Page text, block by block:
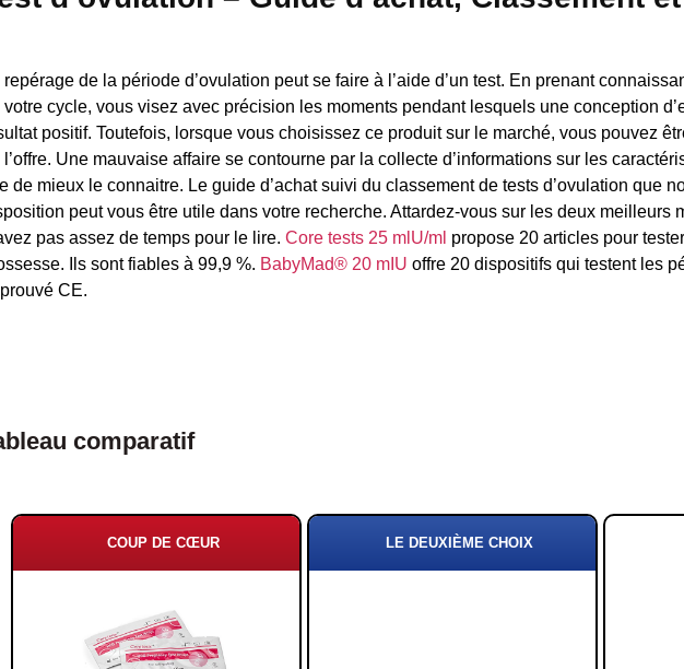
repérage de la période d’ovulation peut se faire à l’aide d’un test. En prenant
votre cycle, vous visez avec précision les moments pendant lesquels une conception
positif. Toutefois, lorsque vous choisissez ce produit sur le marché, vous pouvez
l’offre. Une mauvaise affaire se contourne par la collecte d’informations sur les
de mieux le connaitre. Le guide d’achat suivi du classement de tests d’ovulation que
peut vous être utile dans votre recherche. Attardez-vous sur les deux meilleurs
pas assez de temps pour le lire.Core tests 25 mlU/ml propose 20 articles pour
Ils sont fiables à 99,9 %. BabyMad® 20 mIU offre 20 dispositifs qui testent les
CE.
comparatif
COUP DE CŒUR LE DEUXIÈME CHOIX